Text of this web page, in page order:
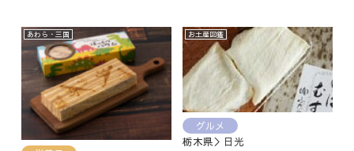
あわら・三国 お土産図鑑
グルメ
栃木県＞日光